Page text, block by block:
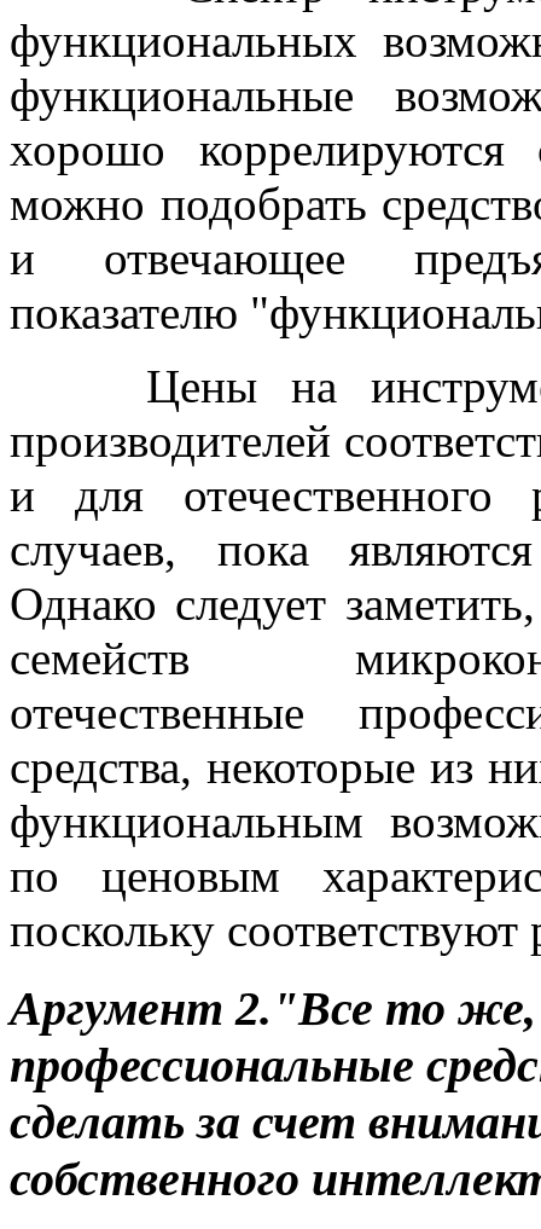
функциональных
функциональные
хорошо
можно подобрать
и отвечающее
показателю
Цены на
производителей
и для отечественного
случаев, пока
Однако следует
семейств
отечественные
средства, некоторые из
функциональным
по ценовым
поскольку
Аргумент 2."Все то
профессиональные
сделать за счет
собственного